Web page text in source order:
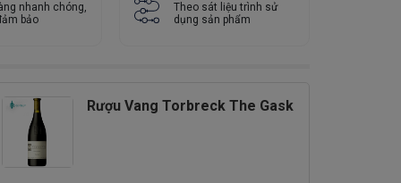
nhanh chóng,
bảo
Theo sát liệu trình sử
dụng sản phẩm
Rượu Vang Torbreck The Gask